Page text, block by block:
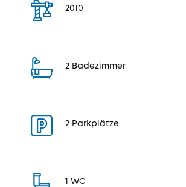
2010
2 Badezimmer
2 Parkplätze
1 WC